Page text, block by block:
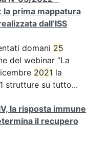
prima mappatura
dall’ISS
domani 25
del webinar “La
2021 la
strutture su tutto...
la risposta immune
il recupero